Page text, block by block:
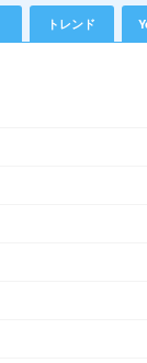
トレンド